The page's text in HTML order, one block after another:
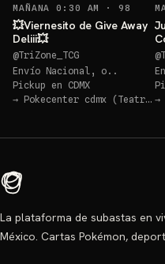
MAÑANA 0:30 AM · 98
💥Viernesito de Give Away
Deliii💥
@TriZone_TCG
Envío Nacional, o..
Pickup en CDMX
→ Pokecenter cdmx (Teatro Blanquita)
@
→
La plataforma de subastas en
México. Cartas Pokémon,